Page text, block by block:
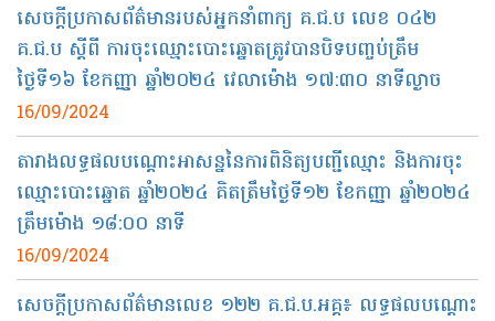
សេចក្តីប្រកាសព័ត៌មានរបស់អ្នកនាំពាក្យ គ.ជ.ប លេខ ០៤២​
គ.ជ.ប ស្តីពី ការចុះឈ្មោះបោះឆ្នោតត្រូវបានបិទបញ្ចប់ត្រឹម
ថ្ងៃទី១៦ ខែកញ្ញា ឆ្នាំ២០២៤ វេលាម៉ោង ១៧:៣០ នាទីល្ងាច
16/09/2024
តារាងលទ្ធផលបណ្តោះអាសន្ននៃការពិនិត្យបញ្ជីឈ្មោះ និងការចុះ
ឈ្មោះបោះឆ្នោត ឆ្នាំ២០២៤ គិតត្រឹមថ្ងៃទី១២ ខែកញ្ញា ឆ្នាំ២០២៤
ត្រឹមម៉ោង ១៨:០០ នាទី
16/09/2024
សេចក្តីប្រកាសព័ត៌មានលេខ ១២២ គ.ជ.ប.អគ្គ៖ លទ្ធផលបណ្តោះ